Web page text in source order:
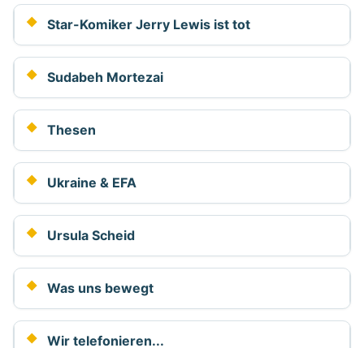
Star-Komiker Jerry Lewis ist tot
Sudabeh Mortezai
Thesen
Ukraine & EFA
Ursula Scheid
Was uns bewegt
Wir telefonieren...